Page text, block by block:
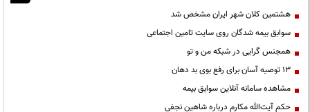
هشتمین کلان شهر ایران مشخص شد
سوابق بیمه شدگان روی سایت تامین اجتماعی
همجنس گرایی در شبکه من و تو
13 توصیه آسان برای رفع بوی بد دهان
مشاهده سامانه آنلاين سوابق بیمه
حكم آيت‌الله مكارم درباره شاهين نجفي